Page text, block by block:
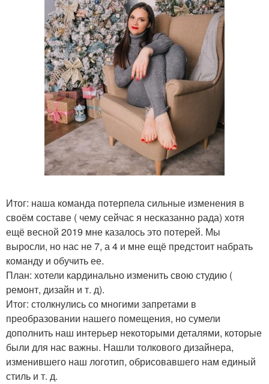
Итог: наша команда потерпела сильные изменения в
своём составе ( чему сейчас я несказанно рада) хотя
ещё весной 2019 мне казалось это потерей. Мы
выросли, но нас не 7, а 4 и мне ещё предстоит набрать
команду и обучить ее.
План: хотели кардинально изменить свою студию (
ремонт, дизайн и т. д).
Итог: столкнулись со многими запретами в
преобразовании нашего помещения, но сумели
дополнить наш интерьер некоторыми деталями, которые
были для нас важны. Нашли толкового дизайнера,
изменившего наш логотип, обрисовавшего нам единый
стиль и т. д.